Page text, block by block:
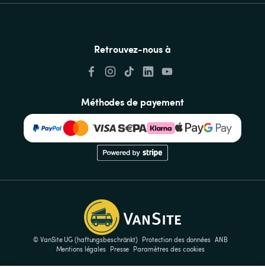
Retrouvez-nous à
Méthodes de payement
© VanSite UG (haftungsbeschränkt) Protection des données ANB
Mentions légales
Presse Paramètres des cookies